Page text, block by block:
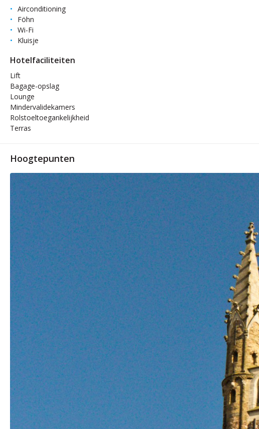
Airconditioning
Föhn
Wi-Fi
Kluisje
Hotelfaciliteiten
Lift
Bagage-opslag
Lounge
Mindervalidekamers
Rolstoeltoegankelijkheid
Terras
Hoogtepunten